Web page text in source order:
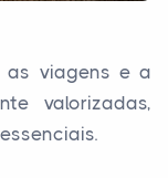
as viagens e a
valorizadas,